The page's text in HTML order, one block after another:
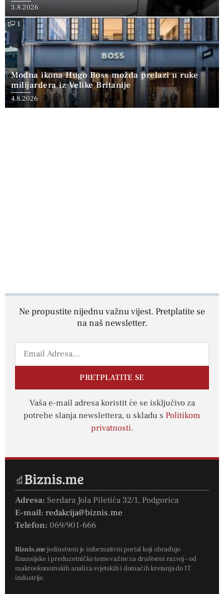
3.8.2026
1
Modna ikona Hugo Boss možda prelazi u ruke
milijardera iz Velike Britanije
4.8.2026
Ne propustite nijednu važnu vijest. Pretplatite se
na naš newsletter.
PRETPLATITE SE
Vaša e-mail adresa koristit će se isključivo za
potrebe slanja newslettera, u skladu s Politikom
privatnosti.
Adresa: Serdara Jola Piletića 32/1, Podgorica
E-mail: redakcija@biznis.me
Telefon: 069/901-666
Biznis.mejedinstveni je informativni portal koji obrađuje
finansijske i preduzetničke teme važne za društveni razvoj – od
makroekonomskih analiza svjetskih i domaćih kretanja do IT
industrije.